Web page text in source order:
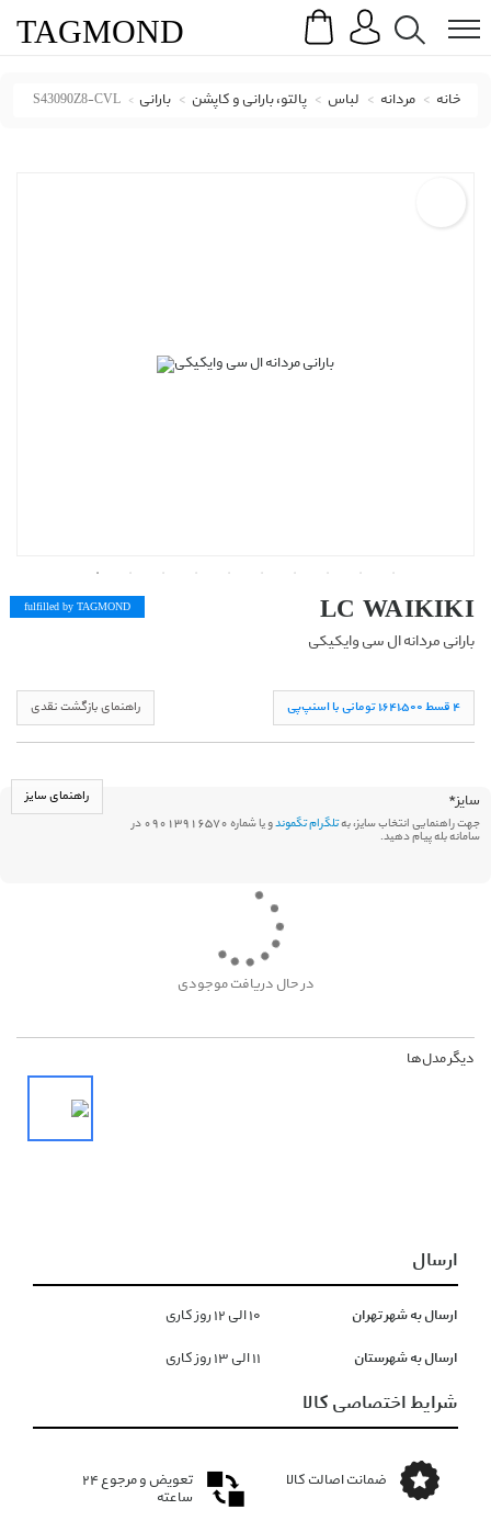
Search
TAGMOND
خانه مردانه لباس پالتو، بارانی و کاپشن بارانی S43090Z8-CVL
LC WAIKIKI
بارانی مردانه ال سی وایکیکی
fulfilled by TAGMOND
راهنمای بازگشت نقدی ۴ قسط ١,۶۴١,۵۰۰ تومانی با اسنپ‌پی
سایز* راهنمای سایز
جهت راهنمایی انتخاب سایز، بهتلگرام تگموند و یا شماره 09013916570 در
سامانه بله پیام دهید.
در حال دریافت موجودی
دیگر مدل‌ها
ارسال
ارسال به شهر تهران ١۰ الی ١۲ روز کاری
ارسال به شهرستان ١١ الی ١۳ روز کاری
شرایط اختصاصی کالا
ضمانت اصالت کالا
تعویض و مرجوع ۲۴
ساعته